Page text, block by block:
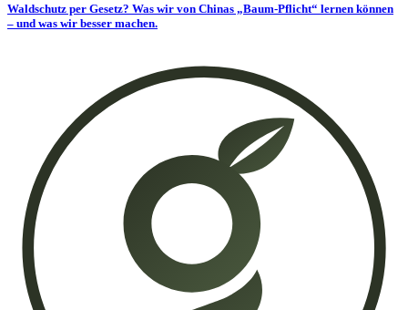
Waldschutz per Gesetz? Was wir von Chinas „Baum-Pflicht“ lernen können
– und was wir besser machen.